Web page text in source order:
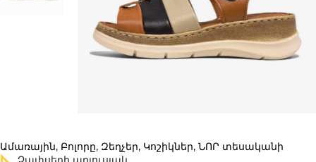
Ամառային, Բոլորը, Զեղչեր, Կոշիկներ, ՆՈՐ տեսականի